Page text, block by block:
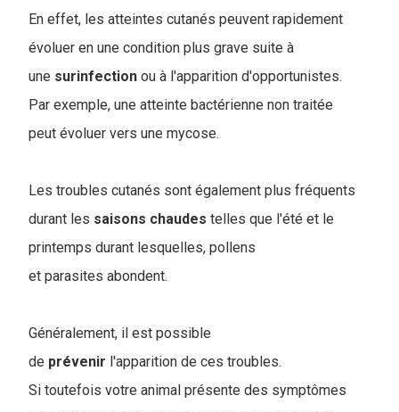
En effet, les atteintes cutanés peuvent rapidement
évoluer en une condition plus grave suite à
une surinfection ou à l'apparition d'opportunistes.
Par exemple, une atteinte bactérienne non traitée
peut évoluer vers une mycose.
Les troubles cutanés sont également plus fréquents
durant les saisons chaudes telles que l'été et le
printemps durant lesquelles, pollens
et parasites abondent.
Généralement, il est possible
de prévenir l'apparition de ces troubles.
Si toutefois votre animal présente des symptômes